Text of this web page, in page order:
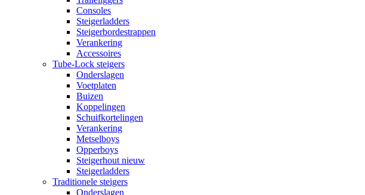
Consoles
Steigerladders
Steigerbordestrappen
Verankering
Accessoires
Tube-Lock steigers
Onderslagen
Voetplaten
Buizen
Koppelingen
Schuifkortelingen
Verankering
Metselboys
Opperboys
Steigerhout nieuw
Steigerladders
Traditionele steigers
Onderslagen